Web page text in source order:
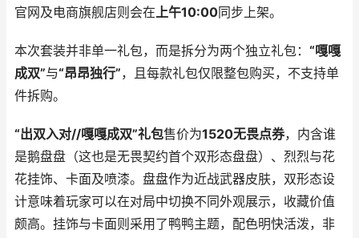
官网及电商旗舰店则会在上午10:00同步上架。
本次套装并非单一礼包，而是拆分为两个独立礼包： “嘎嘎
成双”与“昂昂独行”，且每款礼包仅限整包购买，不支持单
件拆购。
“出双入对//嘎嘎成双”礼包售价为1520无畏点券，内含谁
是鹅盘盘（这也是无畏契约首个双形态盘盘）、烈烈与花
花挂饰、卡面及喷漆。盘盘作为近战武器皮肤，双形态设
计意味着玩家可以在对局中切换不同外观展示，收藏价值
颇高。挂饰与卡面则采用了鸭鸭主题，配色明快活泼，非